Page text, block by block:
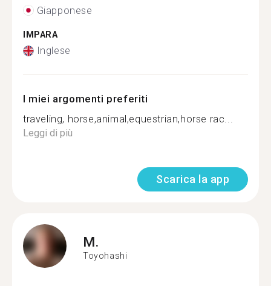
Giapponese
IMPARA
Inglese
I miei argomenti preferiti
traveling, horse,animal,equestrian,horse rac...
Leggi di più
Scarica la app
M.
Toyohashi